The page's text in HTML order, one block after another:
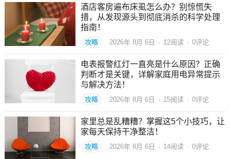
酒店客房遍布床虱怎么办？别惊慌失
措，从发现源头到彻底消杀的科学处理
指南！
攻略 2026年 8月 6日 · 12阅读 · 0评论
电表报警红灯一直亮是什么原因？正确
判断才是关键，详解家庭用电异常提示
与解决方法！
攻略 2026年 8月 6日 · 15阅读 · 0评论
家里总是乱糟糟？掌握这5个小技巧，让
家每天保持干净整洁！
攻略 2026年 8月 6日 · 14阅读 · 0评论